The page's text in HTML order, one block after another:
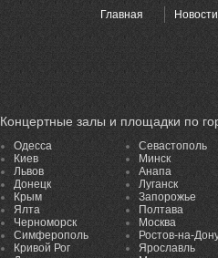
Главная Новости
Концертные залы и площадки по
Одесса
Киев
Львов
Донецк
Крым
Ялта
Черноморск
Симферополь
Кривой Рог
Севастополь
Минск
Анапа
Луганск
Запорожье
Полтава
Москва
Ростов-на-
Ярославль